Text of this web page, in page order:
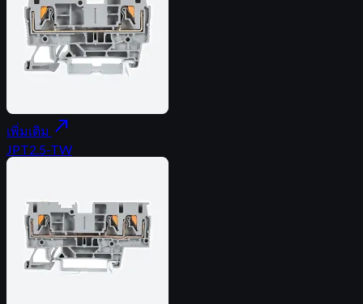
เพิ่มเติม north_east
JPT2.5-TW